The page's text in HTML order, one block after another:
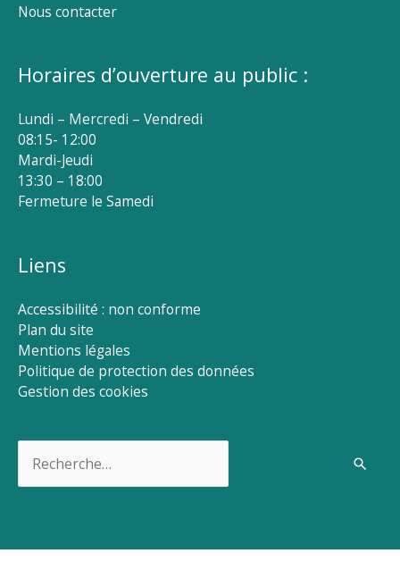
Nous contacter
Horaires d’ouverture au public :
Lundi – Mercredi – Vendredi
08:15- 12:00
Mardi-Jeudi
13:30 – 18:00
Fermeture le Samedi
Liens
Accessibilité : non conforme
Plan du site
Mentions légales
Politique de protection des données
Gestion des cookies